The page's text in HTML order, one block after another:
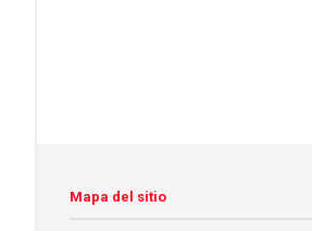
Mapa del sitio